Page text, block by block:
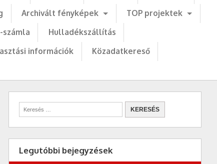
Archivált fényképek
TOP projektek
Hulladékszállítás
információk
Közadatkereső
Legutóbbi bejegyzések